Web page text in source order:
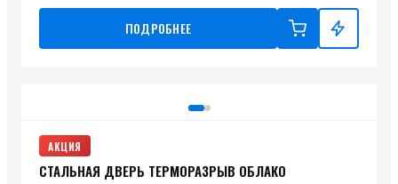
ПОДРОБНЕЕ
АКЦИЯ
СТАЛЬНАЯ ДВЕРЬ ТЕРМОРАЗРЫВ ОБЛАКО